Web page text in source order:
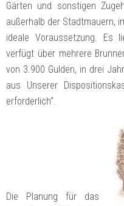
Gärten und sonstigen
außerhalb der Stadtmauern,
ideale Voraussetzung. Es
verfügt über mehrere
von 3.900 Gulden, in drei
aus Unserer
erforderlich“.
Die Planung für das